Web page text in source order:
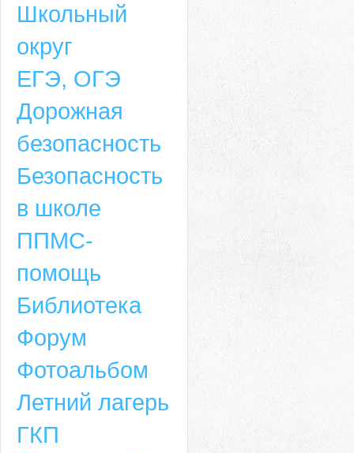
Адрес
6-49, электронный адрес: aja_70@mail.ru
Школьный
округ
ЕГЭ, ОГЭ
Дорожная
безопасность
Безопасность
в школе
ППМС-
помощь
Библиотека
Форум
Фотоальбом
Летний лагерь
ГКП